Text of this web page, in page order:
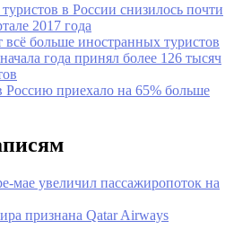
в России снизилось почти
2017 года
больше иностранных туристов
года принял более 126 тысяч
Россию приехало на 65% больше
мае увеличил пассажиропоток на
признана Qatar Airways